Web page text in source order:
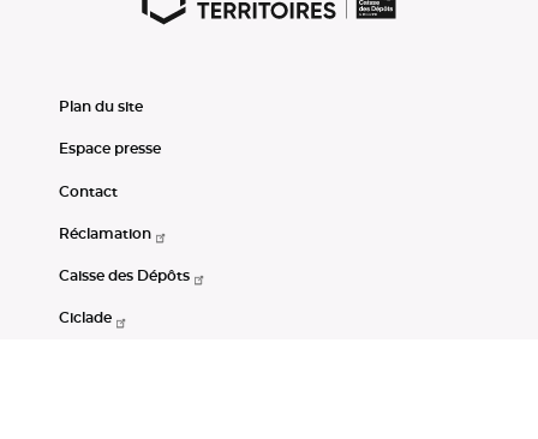
Plan du site
Espace presse
Contact
Réclamation
Caisse des Dépôts
Ciclade